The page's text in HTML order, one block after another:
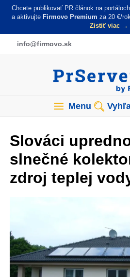
Skočiť
obsah
Chcete publikovať PR článok na
a aktivujte Firmovo Premium za 20 €/
Zistiť viac →
info@firmovo.sk
Menu
Slováci
slnečné
zdroj teplej